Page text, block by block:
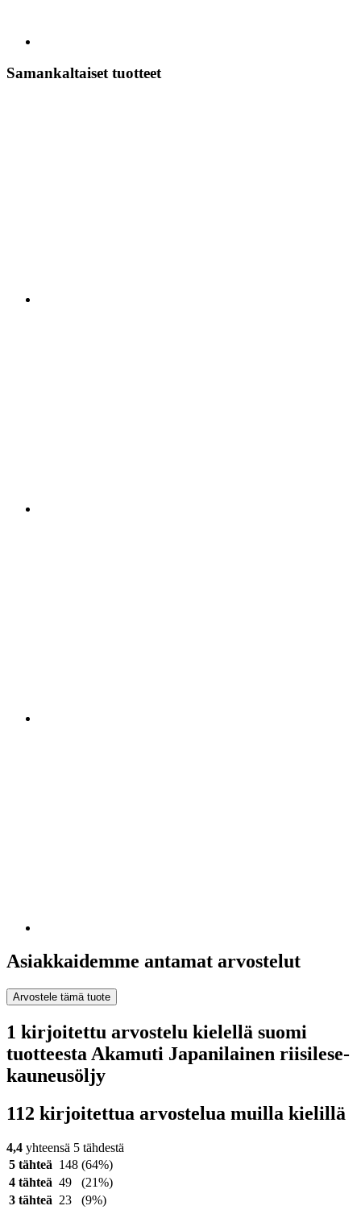
Samankaltaiset tuotteet
Asiakkaidemme antamat arvostelut
Arvostele tämä tuote
1 kirjoitettu arvostelu kielellä suomi
tuotteesta Akamuti Japanilainen riisilese-
kauneusöljy
112 kirjoitettua arvostelua muilla kielillä
4,4 yhteensä 5 tähdestä
5 tähteä 148 (64%)
4 tähteä 49
(21%)
3 tähteä 23
(9%)